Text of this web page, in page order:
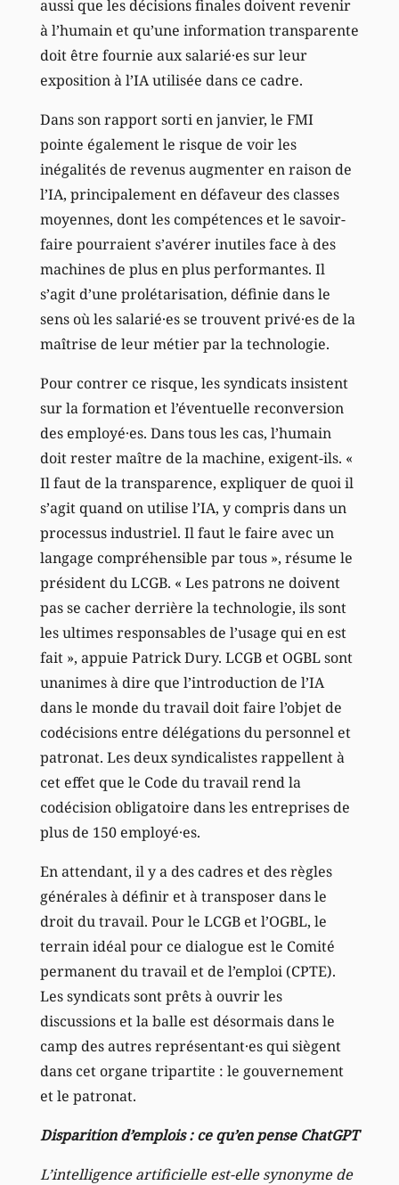
aussi que les décisions finales doivent revenir
à l’humain et qu’une information transparente
doit être fournie aux salarié·es sur leur
exposition à l’IA utilisée dans ce cadre.
Dans son rapport sorti en janvier, le FMI
pointe également le risque de voir les
inégalités de revenus augmenter en raison de
l’IA, principalement en défaveur des classes
moyennes, dont les compétences et le savoir-
faire pourraient s’avérer inutiles face à des
machines de plus en plus performantes. Il
s’agit d’une prolétarisation, définie dans le
sens où les salarié·es se trouvent privé·es de la
maîtrise de leur métier par la technologie.
Pour contrer ce risque, les syndicats insistent
sur la formation et l’éventuelle reconversion
des employé·es. Dans tous les cas, l’humain
doit rester maître de la machine, exigent-ils. «
Il faut de la transparence, expliquer de quoi il
s’agit quand on utilise l’IA, y compris dans un
processus industriel. Il faut le faire avec un
langage compréhensible par tous », résume le
président du LCGB. « Les patrons ne doivent
pas se cacher derrière la technologie, ils sont
les ultimes responsables de l’usage qui en est
fait », appuie Patrick Dury. LCGB et OGBL sont
unanimes à dire que l’introduction de l’IA
dans le monde du travail doit faire l’objet de
codécisions entre délégations du personnel et
patronat. Les deux syndicalistes rappellent à
cet effet que le Code du travail rend la
codécision obligatoire dans les entreprises de
plus de 150 employé·es.
En attendant, il y a des cadres et des règles
générales à définir et à transposer dans le
droit du travail. Pour le LCGB et l’OGBL, le
terrain idéal pour ce dialogue est le Comité
permanent du travail et de l’emploi (CPTE).
Les syndicats sont prêts à ouvrir les
discussions et la balle est désormais dans le
camp des autres représentant·es qui siègent
dans cet organe tripartite : le gouvernement
et le patronat.
Disparition d’emplois : ce qu’en pense ChatGPT
L’intelligence artificielle est-elle synonyme de